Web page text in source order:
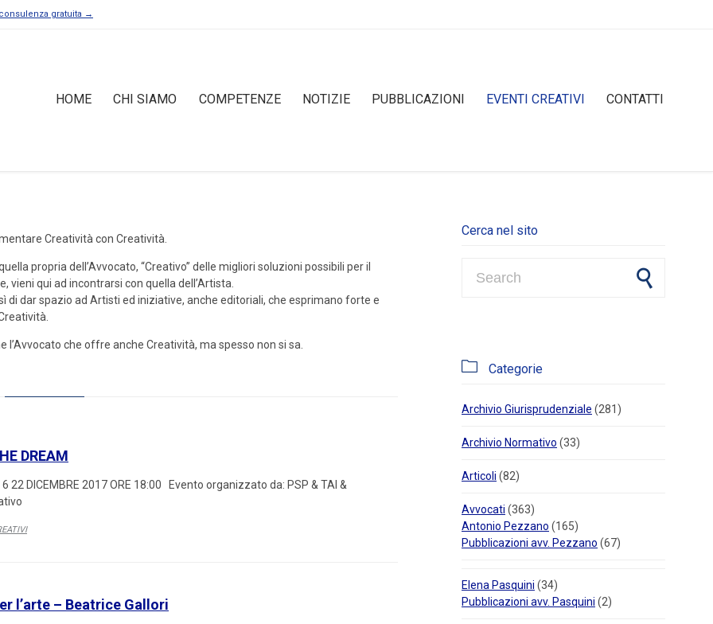
gratuita →
HOME CHI SIAMO COMPETENZE NOTIZIE PUBBLICAZIONI EVENTI CREATIVI CONTATTI
Creatività con Creatività.
propria dell’Avvocato, “Creativo” delle migliori soluzioni possibili per il
vieni qui ad incontrarsi con quella dell’Artista.
di dar spazio ad Artisti ed iniziative, anche editoriali, che esprimano forte e
l’Avvocato che offre anche Creatività, ma spesso non si sa.
DREAM
6 22 DICEMBRE 2017 ORE 18:00 Evento organizzato da: PSP & TAI &
l’arte – Beatrice Gallori
Cerca nel sito
 Categorie
Archivio Giurisprudenziale (281)
Archivio Normativo (33)
Articoli (82)
Avvocati (363)
Antonio Pezzano (165)
Pubblicazioni avv. Pezzano (67)
Elena Pasquini (34)
Pubblicazioni avv. Pasquini (2)